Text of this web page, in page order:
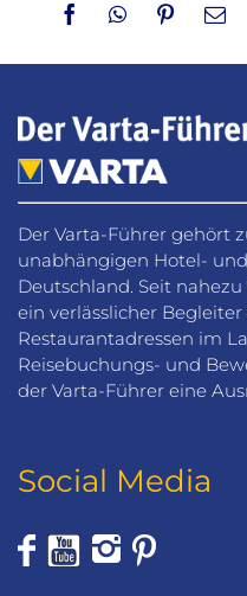
FacebookWhatsApp
Pinterest
Der Varta-Führer gehört
unabhängigen Hotel-
Deutschland. Seit
ein verlässlicher
Restaurantadressen im
Reisebuchungs- und
der Varta-Führer eine
Social Media